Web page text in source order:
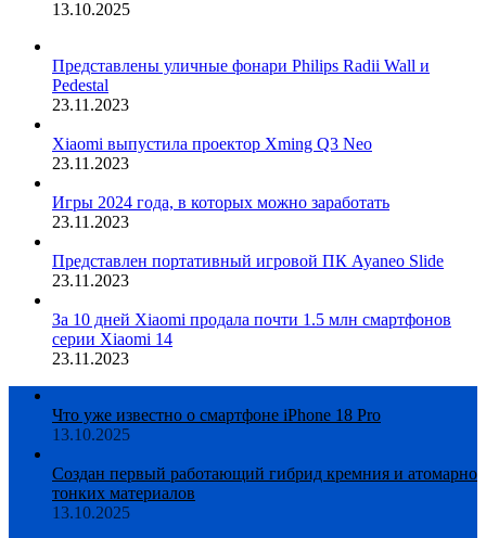
13.10.2025
Представлены уличные фонари Philips Radii Wall и
Pedestal
23.11.2023
Xiaomi выпустила проектор Xming Q3 Neo
23.11.2023
Игры 2024 года, в которых можно заработать
23.11.2023
Представлен портативный игровой ПК Ayaneo Slide
23.11.2023
За 10 дней Xiaomi продала почти 1.5 млн смартфонов
серии Xiaomi 14
23.11.2023
Что уже известно о смартфоне iPhone 18 Pro
13.10.2025
Создан первый работающий гибрид кремния и атомарно
тонких материалов
13.10.2025